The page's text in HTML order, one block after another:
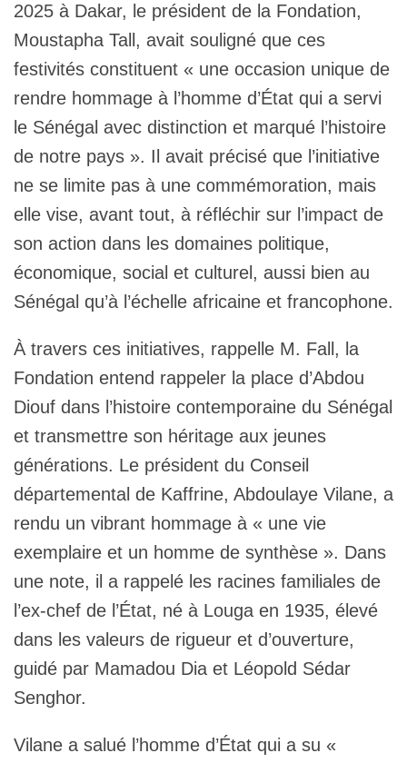
2025 à Dakar, le président de la Fondation,
Moustapha Tall, avait souligné que ces
festivités constituent « une occasion unique de
rendre hommage à l’homme d’État qui a servi
le Sénégal avec distinction et marqué l’histoire
de notre pays ». Il avait précisé que l’initiative
ne se limite pas à une commémoration, mais
elle vise, avant tout, à réfléchir sur l’impact de
son action dans les domaines politique,
économique, social et culturel, aussi bien au
Sénégal qu’à l’échelle africaine et francophone.
À travers ces initiatives, rappelle M. Fall, la
Fondation entend rappeler la place d’Abdou
Diouf dans l’histoire contemporaine du Sénégal
et transmettre son héritage aux jeunes
générations. Le président du Conseil
départemental de Kaffrine, Abdoulaye Vilane, a
rendu un vibrant hommage à « une vie
exemplaire et un homme de synthèse ». Dans
une note, il a rappelé les racines familiales de
l’ex-chef de l’État, né à Louga en 1935, élevé
dans les valeurs de rigueur et d’ouverture,
guidé par Mamadou Dia et Léopold Sédar
Senghor.
Vilane a salué l’homme d’État qui a su «